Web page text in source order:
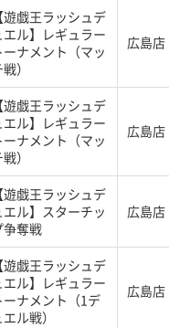
【遊戯王ラッシュデ
エル】レギュラー
ーナメント（マッ
）
広島店
【遊戯王ラッシュデ
エル】レギュラー
ーナメント（マッ
）
広島店
【遊戯王ラッシュデ
エル】スターチッ
争奪戦
広島店
【遊戯王ラッシュデ
エル】レギュラー
ーナメント（1デ
エル戦）
広島店